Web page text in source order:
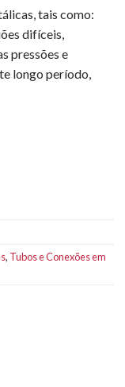
tais como:
difíceis,
pressões e
longo período,
, Tubos e Conexões em